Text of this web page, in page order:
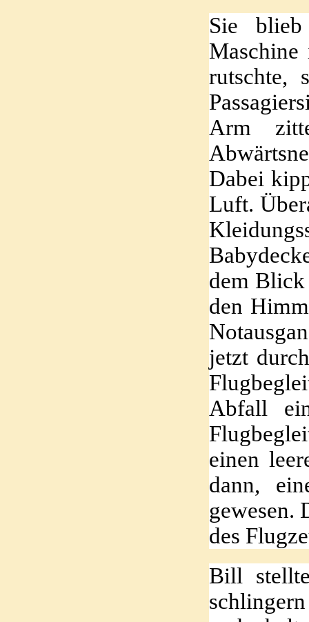
Sie
rutschte,
Arm
Dabei
Luft.
dem
den
jetzt
Abfall
einen
dann,
gewesen.
des
Bill